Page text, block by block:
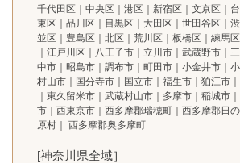
千代田区｜中央区｜港区｜新宿区｜文京区｜
東区｜品川区｜目黒区｜大田区｜世田谷区｜
並区｜豊島区｜北区｜荒川区｜板橋区｜練馬
｜江戸川区｜八王子市｜立川市｜武蔵野市｜
中市｜昭島市｜調布市｜町田市｜小金井市｜
村山市｜国分寺市｜国立市｜福生市｜狛江市
｜東久留米市｜武蔵村山市｜多摩市｜稲城市
市｜西東京市｜西多摩郡瑞穂町｜西多摩郡日
原村｜ 西多摩郡奥多摩町
[神奈川県全域］